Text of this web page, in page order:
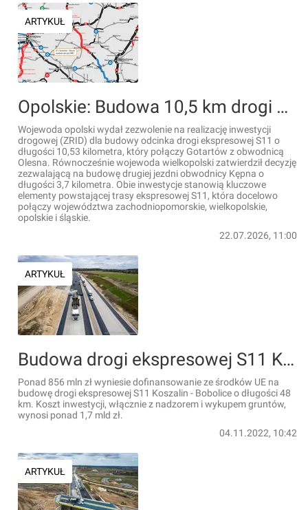
ARTYKUŁ
Opolskie: Budowa 10,5 km drogi ekspresowej S11 od Kluczborka do Olesna może się rozpoczynać
Wojewoda opolski wydał zezwolenie na realizację inwestycji
drogowej (ZRID) dla budowy odcinka drogi ekspresowej S11 o
długości 10,53 kilometra, który połączy Gotartów z obwodnicą
Olesna. Równocześnie wojewoda wielkopolski zatwierdził decyzję
zezwalającą na budowę drugiej jezdni obwodnicy Kępna o
długości 3,7 kilometra. Obie inwestycje stanowią kluczowe
elementy powstającej trasy ekspresowej S11, która docelowo
połączy województwa zachodniopomorskie, wielkopolskie,
opolskie i śląskie.
22.07.2026, 11:00
ARTYKUŁ
Budowa drogi ekspresowej S11 Koszalin - Bobolice z dofinansowaniem UE
Ponad 856 mln zł wyniesie dofinansowanie ze środków UE na
budowę drogi ekspresowej S11 Koszalin - Bobolice o długości 48
km. Koszt inwestycji, włącznie z nadzorem i wykupem gruntów,
wynosi ponad 1,7 mld zł.
04.11.2022, 10:42
ARTYKUŁ